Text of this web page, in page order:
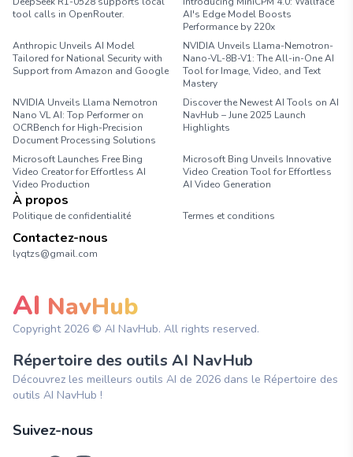
tool calls in OpenRouter.
AI's Edge Model Boosts
Performance by 220x
Anthropic Unveils AI Model
Tailored for National Security with
Support from Amazon and Google
NVIDIA Unveils Llama-Nemotron-
Nano-VL-8B-V1: The All-in-One AI
Tool for Image, Video, and Text
Mastery
NVIDIA Unveils Llama Nemotron
Nano VL AI: Top Performer on
OCRBench for High-Precision
Document Processing Solutions
Discover the Newest AI Tools on AI
NavHub – June 2025 Launch
Highlights
Microsoft Launches Free Bing
Video Creator for Effortless AI
Video Production
Microsoft Bing Unveils Innovative
Video Creation Tool for Effortless
AI Video Generation
À propos
Politique de confidentialité Termes et conditions
Contactez-nous
lyqtzs@gmail.com
AI NavHub
Copyright 2026 © AI NavHub. All rights reserved.
Répertoire des outils AI NavHub
Découvrez les meilleurs outils AI de 2026 dans le Répertoire des
outils AI NavHub !
Suivez-nous